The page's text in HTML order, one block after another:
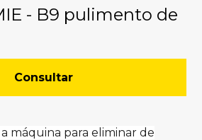
- B9 pulimento de
Consultar
máquina para eliminar de